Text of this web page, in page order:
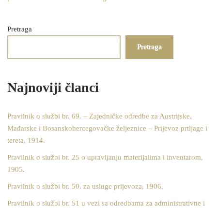
Pretraga
Pretraga
Najnoviji članci
Pravilnik o službi br. 69. – Zajedničke odredbe za Austrijske,
Mađarske i Bosanskohercegovačke željeznice – Prijevoz prtljage i
tereta, 1914.
Pravilnik o službi br. 25 o upravljanju materijalima i inventarom,
1905.
Pravilnik o službi br. 50. za usluge prijevoza, 1906.
Pravilnik o službi br. 51 u vezi sa odredbama za administrativne i